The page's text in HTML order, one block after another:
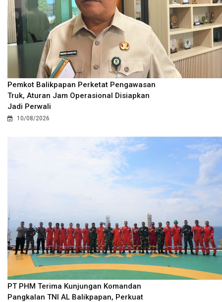
Pemkot Balikpapan Perketat Pengawasan
Truk, Aturan Jam Operasional Disiapkan
Jadi Perwali
10/08/2026
PT PHM Terima Kunjungan Komandan
Pangkalan TNI AL Balikpapan, Perkuat